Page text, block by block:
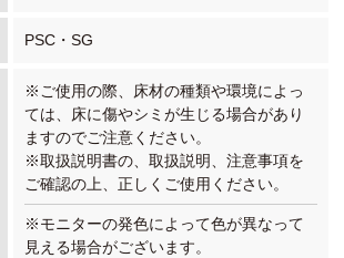
PSC・SG
※ご使用の際、床材の種類や環境によっ
ては、床に傷やシミが生じる場合があり
ますのでご注意ください。
※取扱説明書の、取扱説明、注意事項を
ご確認の上、正しくご使用ください。
※モニターの発色によって色が異なって
見える場合がございます。